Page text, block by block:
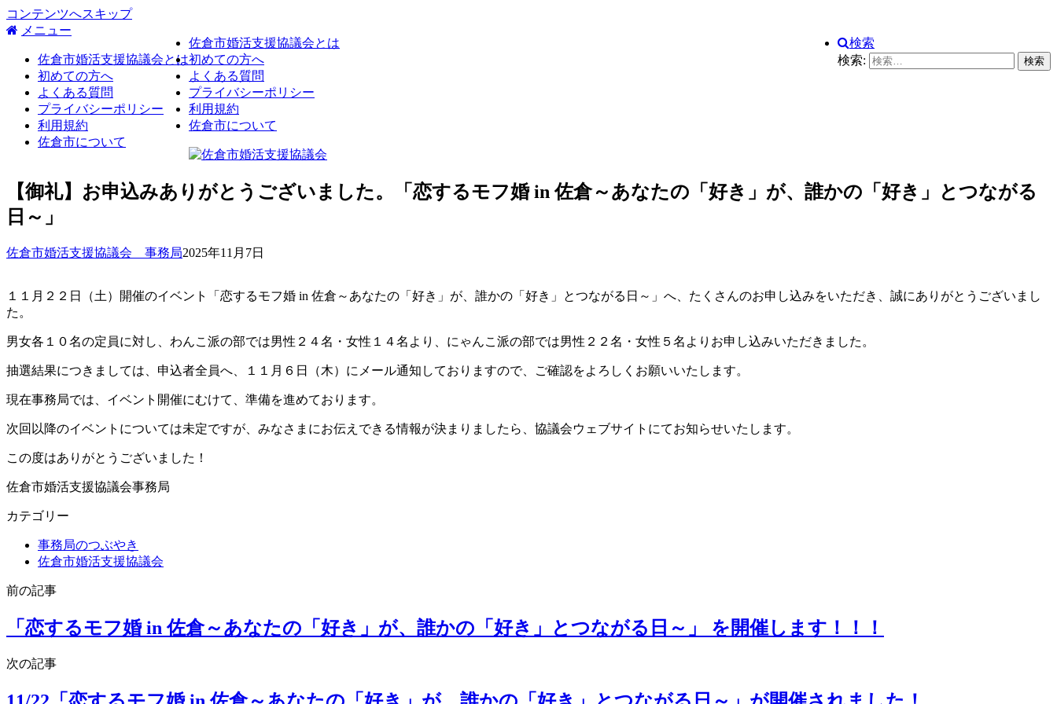
コンテンツへスキップ
メニュー
佐倉市婚活支援協議会とは
初めての方へ
よくある質問
プライバシーポリシー
利用規約
佐倉市について
検索
検索:
佐倉市婚活支援協議会とは
初めての方へ
よくある質問
プライバシーポリシー
利用規約
佐倉市について
【御礼】お申込みありがとうございました。「恋するモフ婚 in 佐倉～あなたの「好き」が、誰かの「好き」とつながる
日～」
佐倉市婚活支援協議会 事務局2025年11月7日
１１月２２日（土）開催のイベント「恋するモフ婚 in 佐倉～あなたの「好き」が、誰かの「好き」とつながる日～」へ、たくさんのお申し込みをいただき、誠にありがとうございまし
た。
男女各１０名の定員に対し、わんこ派の部では男性２４名・女性１４名より、にゃんこ派の部では男性２２名・女性５名よりお申し込みいただきました。
抽選結果につきましては、申込者全員へ、１１月６日（木）にメール通知しておりますので、ご確認をよろしくお願いいたします。
現在事務局では、イベント開催にむけて、準備を進めております。
次回以降のイベントについては未定ですが、みなさまにお伝えできる情報が決まりましたら、協議会ウェブサイトにてお知らせいたします。
この度はありがとうございました！
佐倉市婚活支援協議会事務局
カテゴリー
事務局のつぶやき
佐倉市婚活支援協議会
前の記事
「恋するモフ婚 in 佐倉～あなたの「好き」が、誰かの「好き」とつながる日～」 を開催します！！！
次の記事